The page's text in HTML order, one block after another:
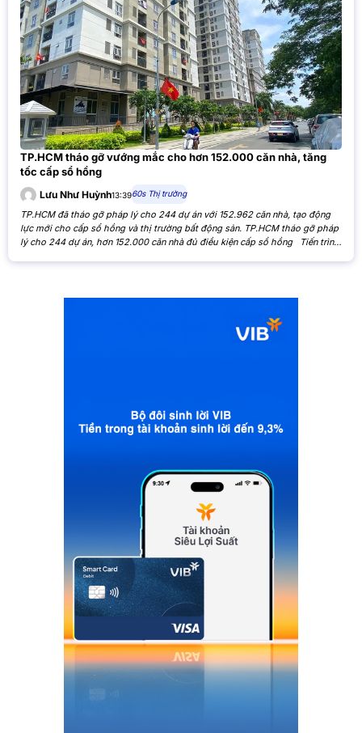
TP.HCM tháo gỡ vướng mắc cho hơn 152.000 căn nhà, tăng
tốc cấp sổ hồng
Lưu Như Huỳnh13:3960s Thị trường
TP.HCM đã tháo gỡ pháp lý cho 244 dự án với 152.962 căn nhà, tạo động
lực mới cho cấp sổ hồng và thị trường bất động sản. TP.HCM tháo gỡ pháp
lý cho 244 dự án, hơn 152.000 căn nhà đủ điều kiện cấp sổ hồng Tiến trình